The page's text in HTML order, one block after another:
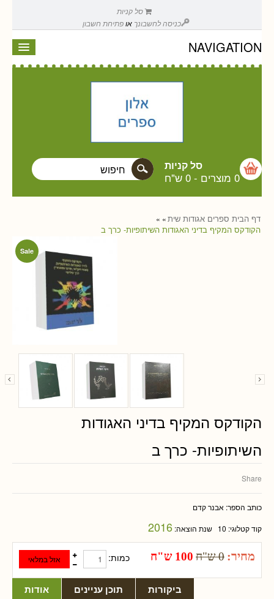
סל קניות
כניסה לחשבונך אופתיחת חשבון
NAVIGATION
סל קניות
0 מוצרים - 0 ש"ח
דף הבית » ספרים אגודות שית »
הקודקס המקיף בדיני האגודות השיתופיות- כרך ב
Sale
הקודקס המקיף בדיני האגודות
השיתופיות- כרך ב
Share
כותב הספר: אבנר קדם
קוד קטלוגי: 10 שנת הוצאה: 2016
מחיר: 0 ש"ח 100 ש"ח כמות:
אודות תוכן עניינים ביקורות